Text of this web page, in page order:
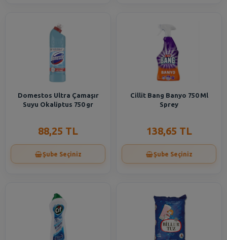
Domestos Ultra Çamaşır
Suyu Okaliptus 750 gr
88,25 TL
Şube Seçiniz
Cillit Bang Banyo 750 Ml
Sprey
138,65 TL
Şube Seçiniz